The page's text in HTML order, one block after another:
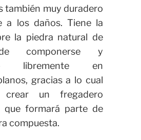
también muy duradero
a los daños. Tiene la
la piedra natural de
componerse y
libremente en
gracias a lo cual
un fregadero
que formará parte de
compuesta.